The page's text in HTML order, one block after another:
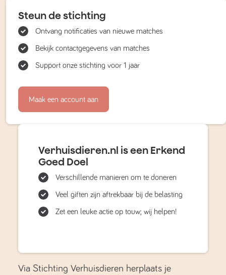
Steun de stichting
Ontvang notificaties van nieuwe matches
Bekijk contactgegevens van matches
Support onze stichting voor 1 jaar
Maak een account aan
Verhuisdieren.nl is een Erkend
Goed Doel
Verschillende manieren om te doneren
Veel giften zijn aftrekbaar bij de belasting
Zet een leuke actie op touw; wij helpen!
Via Stichting Verhuisdieren herplaats je